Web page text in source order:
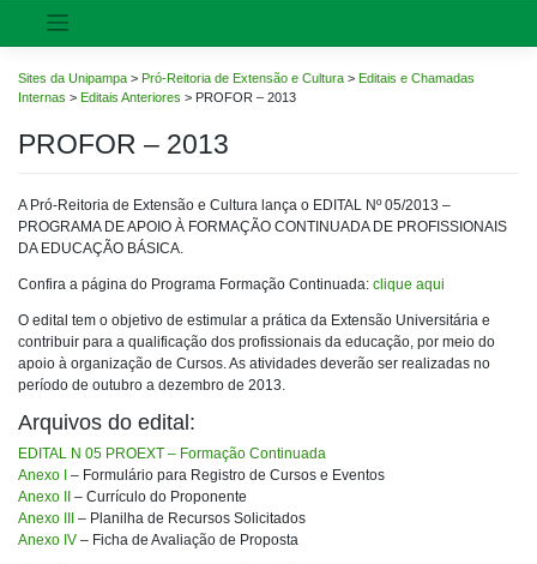
Sites da Unipampa > Pró-Reitoria de Extensão e Cultura > Editais e Chamadas
Internas > Editais Anteriores > PROFOR – 2013
PROFOR – 2013
A Pró-Reitoria de Extensão e Cultura lança o EDITAL Nº 05/2013 –
PROGRAMA DE APOIO À FORMAÇÃO CONTINUADA DE PROFISSIONAIS
DA EDUCAÇÃO BÁSICA.
Confira a página do Programa Formação Continuada: clique aqui
O edital tem o objetivo de estimular a prática da Extensão Universitária e
contribuir para a qualificação dos profissionais da educação, por meio do
apoio à organização de Cursos. As atividades deverão ser realizadas no
período de outubro a dezembro de 2013.
Arquivos do edital:
EDITAL N 05 PROEXT – Formação Continuada
Anexo I
– Formulário para Registro de Cursos e Eventos
Anexo II
– Currículo do Proponente
Anexo III
– Planilha de Recursos Solicitados
Anexo IV – Ficha de Avaliação de Proposta